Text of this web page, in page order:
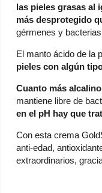
las pieles grasas al
más desprotegido
gérmenes y
El manto ácido de la
pieles con algún
Cuanto más
mantiene libre de
en el pH hay que
Con esta crema
anti-edad,
extraordinarios,